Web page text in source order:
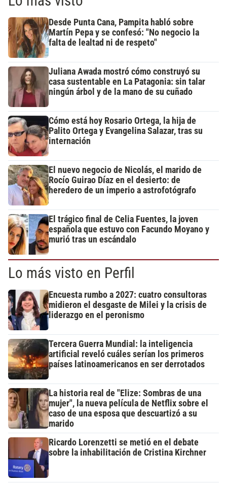
Desde Punta Cana, Pampita habló sobre
Martín Pepa y se confesó: "No negocio la
falta de lealtad ni de respeto"
Juliana Awada mostró cómo construyó su
casa sustentable en La Patagonia: sin talar
ningún árbol y de la mano de su cuñado
Cómo está hoy Rosario Ortega, la hija de
Palito Ortega y Evangelina Salazar, tras su
internación
El nuevo negocio de Nicolás, el marido de
Rocío Guirao Díaz en el desierto: de
heredero de un imperio a astrofotógrafo
El trágico final de Celia Fuentes, la joven
española que estuvo con Facundo Moyano y
murió tras un escándalo
Lo más visto en Perfil
Encuesta rumbo a 2027: cuatro consultoras
midieron el desgaste de Milei y la crisis de
liderazgo en el peronismo
Tercera Guerra Mundial: la inteligencia
artificial reveló cuáles serían los primeros
países latinoamericanos en ser derrotados
La historia real de "Elize: Sombras de una
mujer", la nueva película de Netflix sobre el
caso de una esposa que descuartizó a su
marido
Ricardo Lorenzetti se metió en el debate
sobre la inhabilitación de Cristina Kirchner